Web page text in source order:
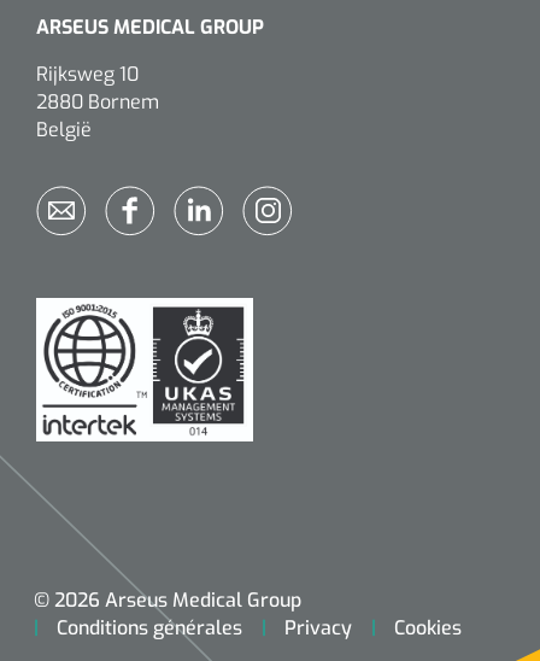
ARSEUS MEDICAL GROUP
Rijksweg 10
2880 Bornem
België
© 2026 Arseus Medical Group
Conditions générales
Privacy Cookies